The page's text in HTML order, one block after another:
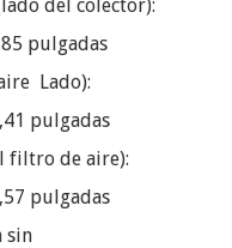
del colector):
pulgadas
Lado):
pulgadas
filtro de aire):
pulgadas
sin